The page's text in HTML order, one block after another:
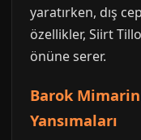
yaratırken, dış
özellikler, Siirt
önüne serer.
Barok
Yansımaları